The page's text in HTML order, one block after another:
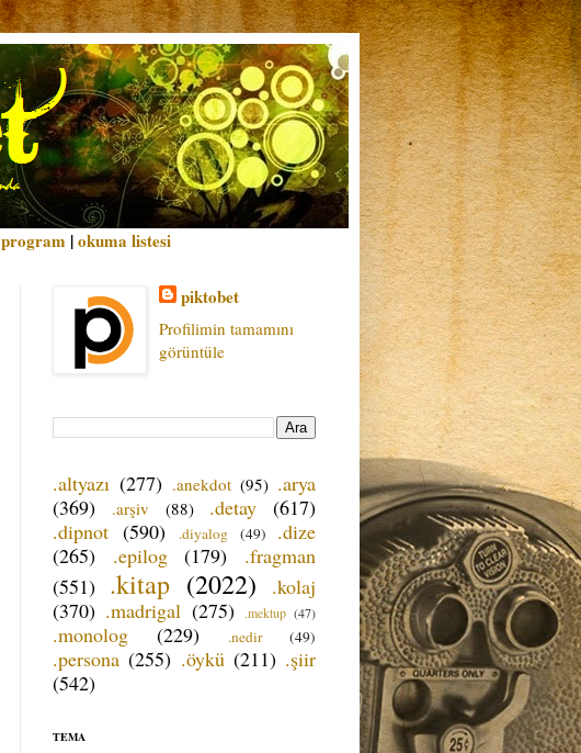
program |okuma listesi
piktobet
Profilimin tamamını
görüntüle
.altyazı (277) .anekdot (95) .arya
(369)
.arşiv (88) .detay
(617)
.dipnot (590) .diyalog (49)
.dize
(265)
.epilog (179)
.fragman
(551) .kitap (2022)
.kolaj
(370) .madrigal (275) .mektup (47)
.monolog (229) .nedir (49)
.persona (255) .öykü (211) .şiir
(542)
TEMA